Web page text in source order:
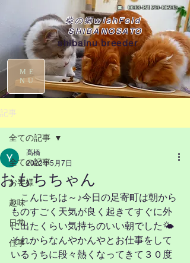
☎090-8129-0395
柴の郷wishFold
SHIBANOSATO
shibainu breeder
ME
NU
記事
全ての記事
お客様
趣味
日常
仕事
全ての記事
おもちちゃん
髙橋
2022年5月7日
こんにちは～♪今日の足寄町は朝から
ものすごく天気が良く起きてすぐに外
に出たくらい気持ちのいい朝でした🌤
それからなんやかんやとお仕事をして
いるうちに段々熱くなってきて３０度